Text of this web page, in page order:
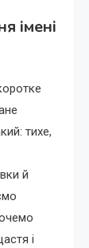
імені
тихе,
й
і